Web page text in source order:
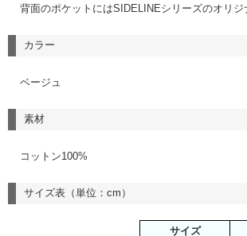
背面のポケットにはSIDELINEシリーズのオリジ
カラー
ベージュ
素材
コットン100%
サイズ表（単位：cm）
サイズ